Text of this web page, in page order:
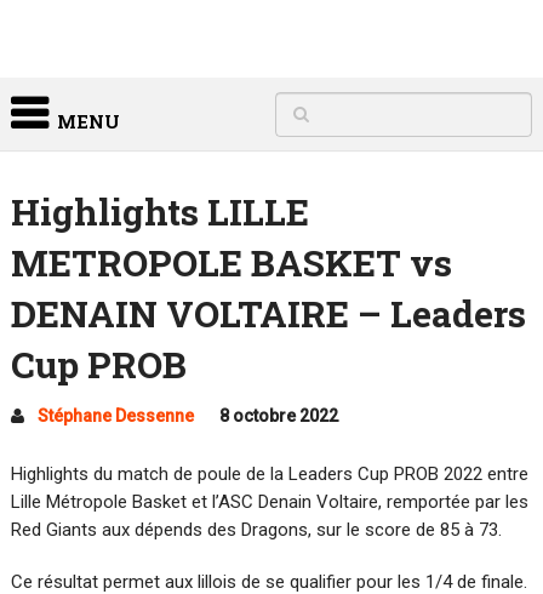
MENU
Highlights LILLE
METROPOLE BASKET vs
DENAIN VOLTAIRE – Leaders
Cup PROB
Stéphane Dessenne 8 octobre 2022
Highlights du match de poule de la Leaders Cup PROB 2022 entre
Lille Métropole Basket et l’ASC Denain Voltaire, remportée par les
Red Giants aux dépends des Dragons, sur le score de 85 à 73.
Ce résultat permet aux lillois de se qualifier pour les 1/4 de finale.